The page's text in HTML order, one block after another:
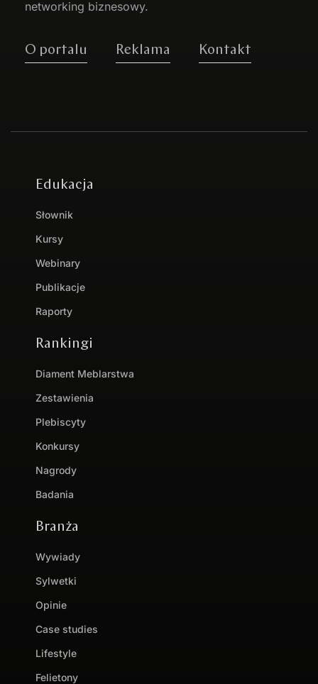
networking biznesowy.
O portalu Reklama Kontakt
Edukacja
Słownik
Kursy
Webinary
Publikacje
Raporty
Rankingi
Diament Meblarstwa
Zestawienia
Plebiscyty
Konkursy
Nagrody
Badania
Branża
Wywiady
Sylwetki
Opinie
Case studies
Lifestyle
Felietony